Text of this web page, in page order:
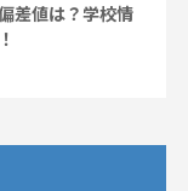
差値は？学校情